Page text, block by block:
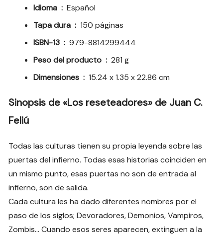
Idioma ‏ : ‎Español
Tapa dura ‏ : ‎150 páginas
ISBN-13 ‏ : ‎979-8814299444
Peso del producto ‏ : ‎281 g
Dimensiones ‏ : ‎15.24 x 1.35 x 22.86 cm
Sinopsis de «Los reseteadores» de Juan C.
Feliú
Todas las culturas tienen su propia leyenda sobre las
puertas del infierno. Todas esas historias coinciden en
un mismo punto, esas puertas no son de entrada al
infierno, son de salida.
Cada cultura les ha dado diferentes nombres por el
paso de los siglos; Devoradores, Demonios, Vampiros,
Zombis… Cuando esos seres aparecen, extinguen a la